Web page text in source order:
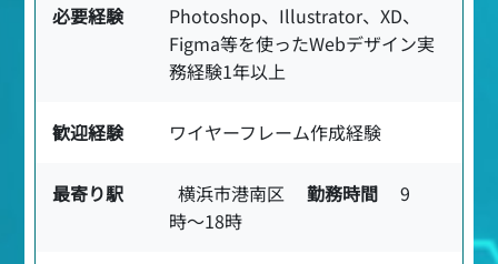
必要経験
Photoshop、Illustrator、XD、
Figma等を使ったWebデザイン実
務経験1年以上
歓迎経験 ワイヤーフレーム作成経験
最寄り駅 横浜市港南区 勤務時間
9
時〜18時